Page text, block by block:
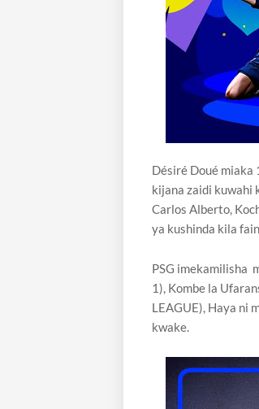
Désiré Doué miaka
kijana zaidi kuwahi
Carlos Alberto,
ya kushinda kila
PSG imekamilisha
1), Kombe la
LEAGUE), Haya ni
kwake.